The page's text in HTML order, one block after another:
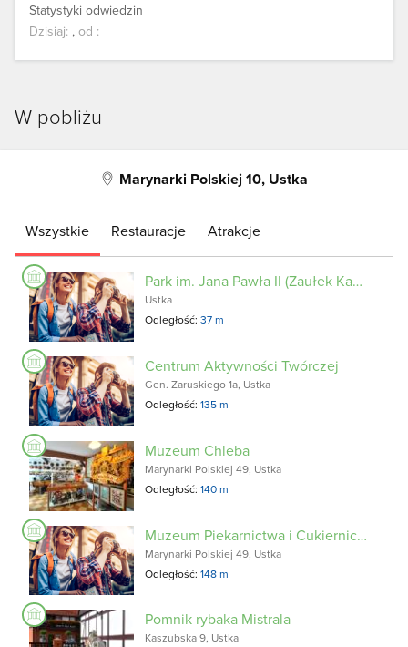
Statystyki odwiedzin
Dzisiaj: , od :
W pobliżu
Marynarki Polskiej 10, Ustka
Wszystkie Restauracje Atrakcje
Park im. Jana Pawła II (Zaułek Kapitański)
Ustka
Odległość:37 m
Centrum Aktywności Twórczej
Gen. Zaruskiego 1a, Ustka
Odległość:135 m
Muzeum Chleba
Marynarki Polskiej 49, Ustka
Odległość:140 m
Muzeum Piekarnictwa i Cukiernictwa
Marynarki Polskiej 49, Ustka
Odległość:148 m
Pomnik rybaka Mistrala
Kaszubska 9, Ustka